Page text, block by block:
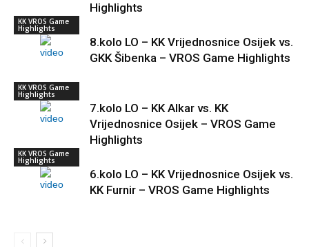
Highlights
KK VROS Game
Highlights
8.kolo LO – KK Vrijednosnice Osijek vs.
GKK Šibenka – VROS Game Highlights
KK VROS Game
Highlights
7.kolo LO – KK Alkar vs. KK
Vrijednosnice Osijek – VROS Game
Highlights
KK VROS Game
Highlights
6.kolo LO – KK Vrijednosnice Osijek vs.
KK Furnir – VROS Game Highlights